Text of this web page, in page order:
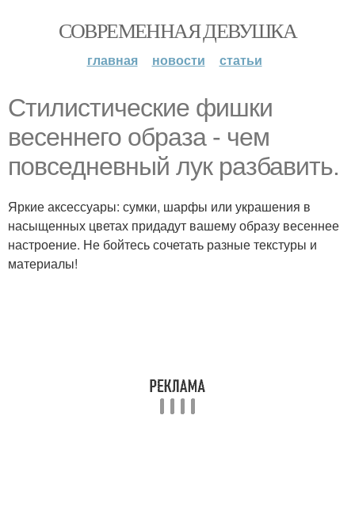
СОВРЕМЕННАЯ ДЕВУШКА
главная новости статьи
Стилистические фишки
весеннего образа - чем
повседневный лук разбавить.
Яркие аксессуары: сумки, шарфы или украшения в
насыщенных цветах придадут вашему образу весеннее
настроение. Не бойтесь сочетать разные текстуры и
материалы!